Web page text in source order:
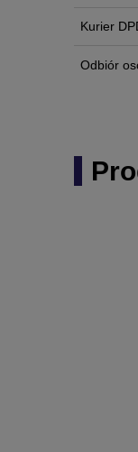
Kurier
Odbiór